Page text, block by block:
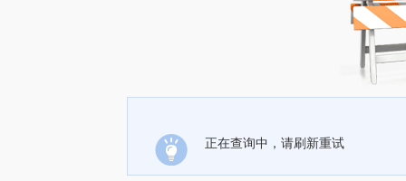
正在查询中，请刷新重试